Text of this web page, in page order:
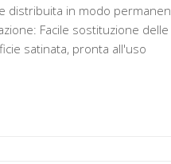
distribuita in modo
Facile sostituzione
satinata, pronta all'uso